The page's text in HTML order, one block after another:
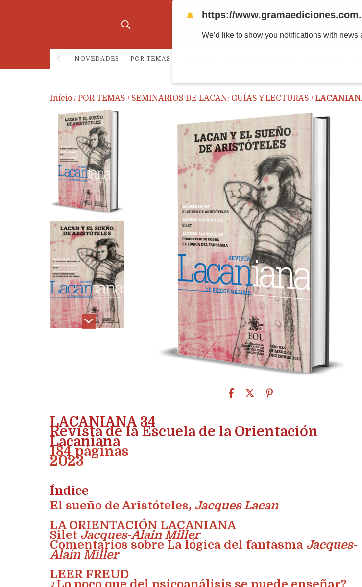
NOVEDADES POR TEMAS
Início / POR TEMAS / SEMINARIOS DE LACAN: GUÍAS Y LECTURAS /
LACANIANA 34
Revista de la Escuela de la Orientación
Lacaniana
184 páginas
2023
Índice
El sueño de Aristóteles, Jacques Lacan
LA ORIENTACIÓN LACANIANA
Silet Jacques-Alain Miller
Comentarios sobre La lógica del fantasma Jacques-
Alain Miller
LEER FREUD
🔔 https://
We’d like to show you notifications with news